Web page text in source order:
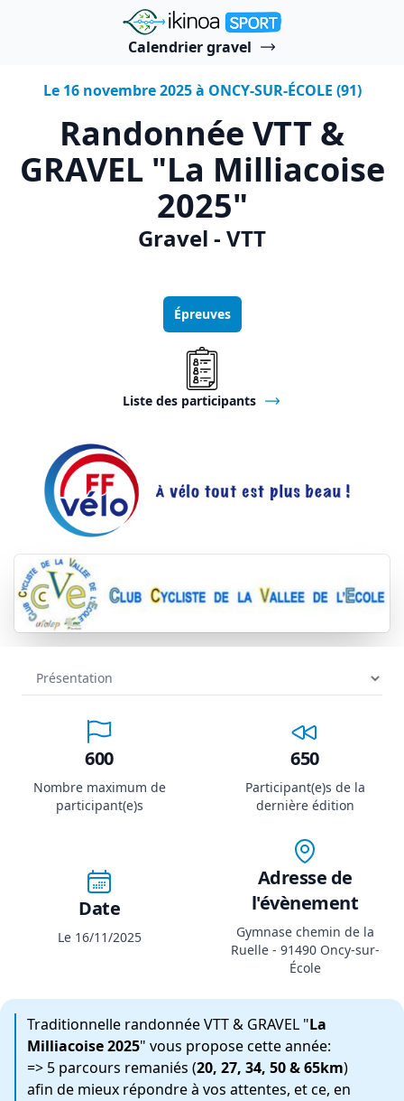
"Ikinoa Sport"
Calendrier gravel
Le 16 novembre 2025 à ONCY-SUR-ÉCOLE (91)
Randonnée VTT &
GRAVEL "La Milliacoise
2025"
Gravel - VTT
Épreuves
Liste des participants
600
Nombre maximum de
participant(e)s
650
Participant(e)s de la
dernière édition
Date
Le 16/11/2025
Adresse de
l'évènement
Gymnase chemin de la
Ruelle - 91490 Oncy-sur-
École
Traditionnelle randonnée VTT & GRAVEL "La
Milliacoise 2025" vous propose cette année:
=> 5 parcours remaniés (20, 27, 34, 50 & 65km)
afin de mieux répondre à vos attentes, et ce, en